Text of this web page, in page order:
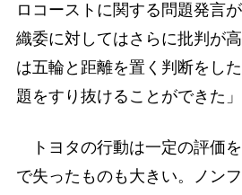
ロコーストに関する問題発言
織委に対してはさらに批判が
は五輪と距離を置く判断をし
題をすり抜けることができた」
トヨタの行動は一定の評価
で失ったものも大きい。ノン